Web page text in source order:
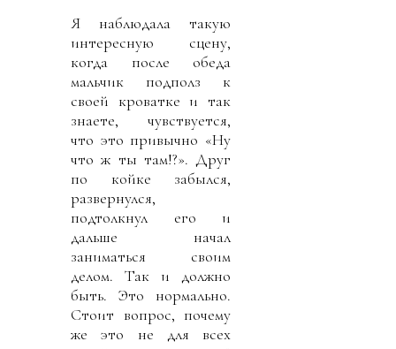
Я наблюдала такую
интересную сцену,
когда после обеда
мальчик подполз к
своей кроватке и так
знаете, чувствуется,
что это привычно «Ну
что ж ты там!?». Друг
по койке забылся,
развернулся,
подтолкнул его и
дальше начал
заниматься своим
делом. Так и должно
быть. Это нормально.
Стоит вопрос, почему
же это не для всех